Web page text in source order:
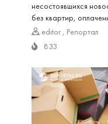
несостоявшихся
без квартир,
editor , Репортал
833